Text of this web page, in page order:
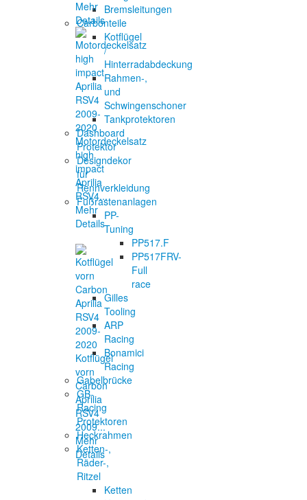
Bremsleitungen
Carbonteile
Kotflügel
/
Hinterradabdeckung
Rahmen-,
und
Schwingenschoner
Tankprotektoren
Dashboard
Protektor
Designdekor
für
Rennverkleidung
Fußrastenanlagen
PP-
Tuning
PP517.F
PP517FRV-
Full
race
Gilles
Tooling
ARP
Racing
Bonamici
Racing
Gabelbrücke
GB-
Racing
Protektoren
Heckrahmen
Ketten-,
Räder-,
Ritzel
Ketten
Mehr
Details
Motordeckelsatz
high
impact
Aprilia
RSV4...
Mehr
Details
Kotflügel
vorn
Carbon
Aprilia
RSV4
2009...
Mehr
Details